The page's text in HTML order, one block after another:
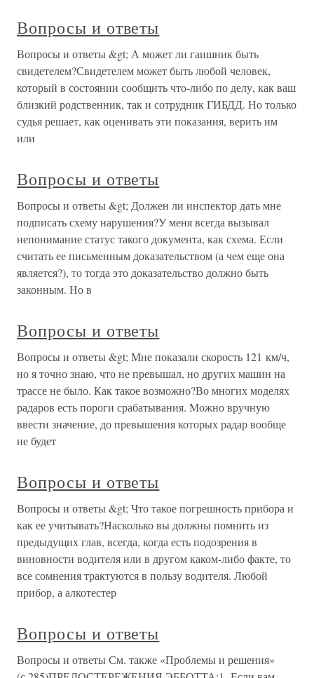
Вопросы и ответы
Вопросы и ответы &gt; А может ли гаишник быть
свидетелем?Свидетелем может быть любой человек,
который в состоянии сообщить что-либо по делу, как ваш
близкий родственник, так и сотрудник ГИБДД. Но только
судья решает, как оценивать эти показания, верить им
или
Вопросы и ответы
Вопросы и ответы &gt; Должен ли инспектор дать мне
подписать схему нарушения?У меня всегда вызывал
непонимание статус такого документа, как схема. Если
считать ее письменным доказательством (а чем еще она
является?), то тогда это доказательство должно быть
законным. Но в
Вопросы и ответы
Вопросы и ответы &gt; Мне показали скорость 121 км/ч,
но я точно знаю, что не превышал, но других машин на
трассе не было. Как такое возможно?Во многих моделях
радаров есть пороги срабатывания. Можно вручную
ввести значение, до превышения которых радар вообще
не будет
Вопросы и ответы
Вопросы и ответы &gt; Что такое погрешность прибора и
как ее учитывать?Насколько вы должны помнить из
предыдущих глав, всегда, когда есть подозрения в
виновности водителя или в другом каком-либо факте, то
все сомнения трактуются в пользу водителя. Любой
прибор, а алкотестер
Вопросы и ответы
Вопросы и ответы См. также «Проблемы и решения»